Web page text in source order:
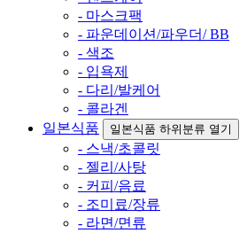
- 마스크팩
- 파운데이션/파우더/ BB
- 색조
- 입욕제
- 다리/발케어
- 콜라겐
일본식품
일본식품 하위분류 열기
- 스낵/초콜릿
- 젤리/사탕
- 커피/음료
- 조미료/장류
- 라면/면류